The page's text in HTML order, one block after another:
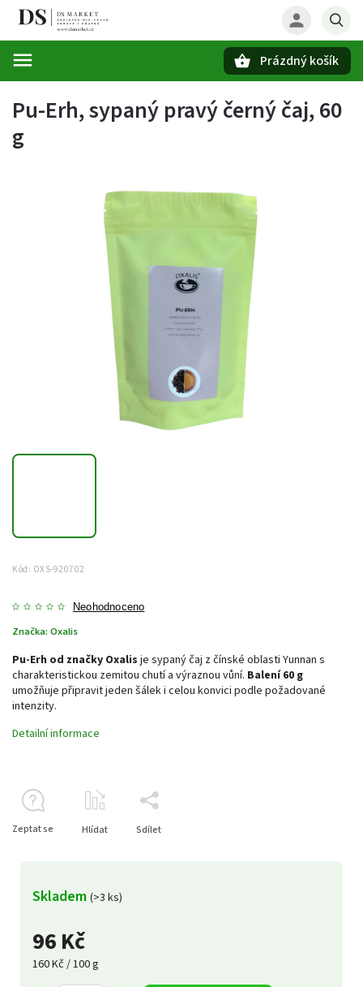
Prázdný košík
Pu-Erh, sypaný pravý černý čaj, 60
g
Kód: OXS-920702
Neohodnoceno
Značka: Oxalis
96 Kč
160 Kč / 100 g
Skladem (>3 ks)
Pu-Erh od značky Oxalis je sypaný čaj z čínské oblasti Yunnan s
charakteristickou zemitou chutí a výraznou vůní. Balení 60 g
umožňuje připravit jeden šálek i celou konvici podle požadované
intenzity.
Detailní informace
Zeptat se Hlídat Sdílet